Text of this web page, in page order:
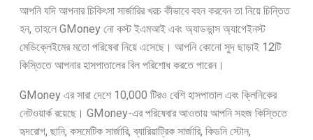
আপনি যদি আপনার চিকিৎসা সার্জারির খরচ কীভাবে বহন করবেন তা নিয়ে চিন্তিত
হন, তাহলে GMoney নো কস্ট ইএমআই এবং অ্যাডভান্স অ্যাগেইনস্ট
মেডিক্লেইমের মতো পরিষেবা নিয়ে এসেছে। আপনি কোনো সুদ ছাড়াই 12টি
কিস্তিতে আপনার হাসপাতালের বিল পরিশোধ করতে পারেন।
GMoney এর সারা দেশে 10,000 টিরও বেশি হাসপাতাল এবং ক্লিনিকের
নেটওয়ার্ক রয়েছে। GMoney-এর পরিষেবার আওতায় আপনি সহজ কিস্তিতে
হৃদরোগ, ছানি, কসমেটিক সার্জারি, ব্যারিয়াট্রিক সার্জারি, কিডনি স্টোন,